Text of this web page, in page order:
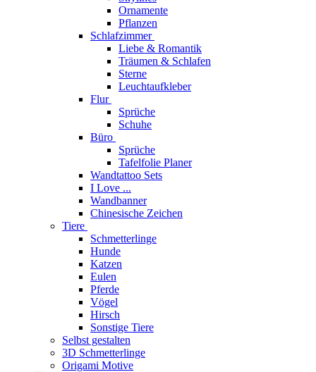
Ornamente
Pflanzen
Schlafzimmer
Liebe & Romantik
Träumen & Schlafen
Sterne
Leuchtaufkleber
Flur
Sprüche
Schuhe
Büro
Sprüche
Tafelfolie Planer
Wandtattoo Sets
I Love ...
Wandbanner
Chinesische Zeichen
Tiere
Schmetterlinge
Hunde
Katzen
Eulen
Pferde
Vögel
Hirsch
Sonstige Tiere
Selbst gestalten
3D Schmetterlinge
Origami Motive